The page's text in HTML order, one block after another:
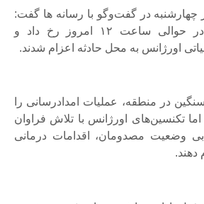
چهارشنبه در گفت‌وگو با رسانه ها گفت:
این سانحه رانندگی در حوالی ساعت ۱۲ امروز رخ داد و
اورژانس به محل حادثه اعزام شدند.
در منطقه، عملیات امدادرسانی را
تکنسین‌های اورژانس با تلاش فراوان
وضعیت مصدومان، اقدامات درمانی
دهند.